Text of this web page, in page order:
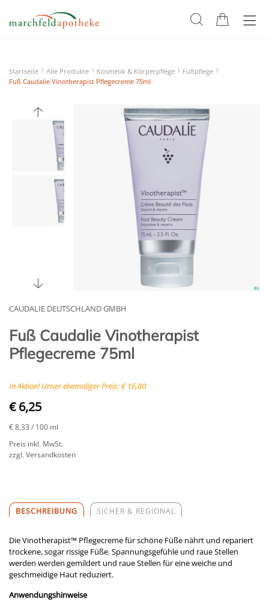
Startseite Alle Produkte Kosmetik & Körperpflege
Fußpflege
Fuß Caudalie Vinotherapist Pflegecreme 75ml
CAUDALIE DEUTSCHLAND GMBH
Fuß Caudalie Vinotherapist
Pflegecreme 75ml
In Aktion! Unser ehemaliger Preis: € 16,80
€ 6,25
€ 8,33 / 100 ml
Preis inkl. MwSt.
zzgl. Versandkosten
BESCHREIBUNG SICHER & REGIONAL
Die Vinotherapist™ Pflegecreme für schöne Füße nährt und repariert
trockene, sogar rissige Füße. Spannungsgefühle und raue Stellen
werden werden gemildert und raue Stellen für eine weiche und
geschmeidige Haut reduziert.
Anwendungshinweise